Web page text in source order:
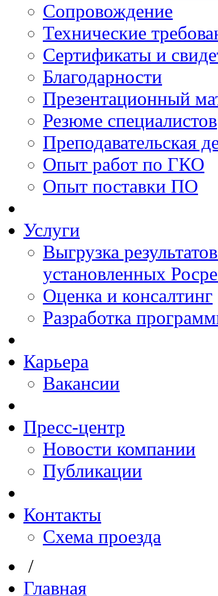
Сопровождение
Технические
Сертификаты и
Благодарности
Презентационный
Резюме специалистов
Преподавательская
Опыт работ по ГКО
Опыт поставки ПО
Услуги
Выгрузка
установленных
Оценка и консалтинг
Разработка
Карьера
Вакансии
Пресс-центр
Новости компании
Публикации
Контакты
Схема проезда
/
Главная